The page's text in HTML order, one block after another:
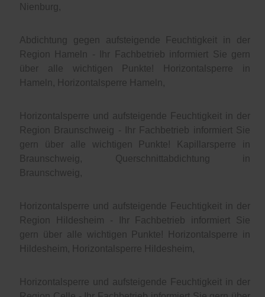
Nienburg,
Abdichtung gegen aufsteigende Feuchtigkeit in der
Region Hameln - Ihr Fachbetrieb informiert Sie gern
über alle wichtigen Punkte! Horizontalsperre in
Hameln, Horizontalsperre Hameln,
Horizontalsperre und aufsteigende Feuchtigkeit in der
Region Braunschweig - Ihr Fachbetrieb informiert Sie
gern über alle wichtigen Punkte! Kapillarsperre in
Braunschweig, Querschnittabdichtung in
Braunschweig,
Horizontalsperre und aufsteigende Feuchtigkeit in der
Region Hildesheim - Ihr Fachbetrieb informiert Sie
gern über alle wichtigen Punkte! Horizontalsperre in
Hildesheim, Horizontalsperre Hildesheim,
Horizontalsperre und aufsteigende Feuchtigkeit in der